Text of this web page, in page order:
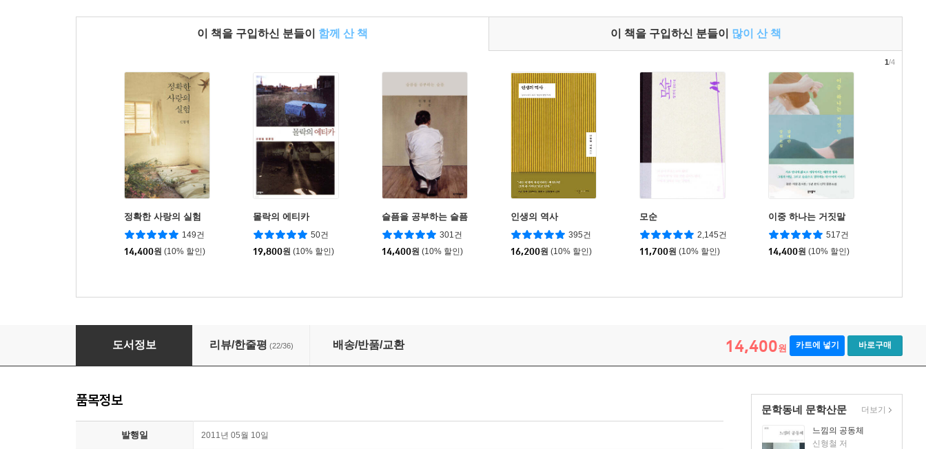
이 책을 구입하신 분들이 함께 산 책 이 책을 구입하신 분들이 많이 산 책
정확한 사랑의 실험
149건
14,400원 (10% 할인)
몰락의 에티카
50건
19,800원 (10% 할인)
슬픔을 공부하는 슬픔
301건
14,400원 (10% 할인)
인생의 역사
395건
16,200원 (10% 할인)
모순
2,145건
11,700원 (10% 할인)
이중 하나는 거짓말
517건
14,400원 (10% 할인)
1/4
느낌의 공동체
도서정보 리뷰/한줄평 (22/36) 배송/반품/교환 14,400원 카트에 넣기 바로구매
문학동네 문학산문
느낌의 공동체
신형철 저
더보기
품목정보
발행일 2011년 05월 10일